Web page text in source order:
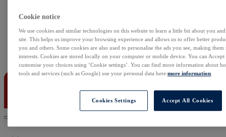
Kalendarz rynkowy
Sentyment Klientów
Rolowania
Kontakt
Cookie notice
We use cookies and similar technologies on this website to learn a little bit about you
site. This helps us improve your browsing experience and allows us to offer better
you and others. Some cookies are also used to personalise the ads you see, making
interests. Cookies are stored locally on your computer or mobile device. You can
customise your choices using ‘Cookie settings’. You can find more information about
tools and services (such as Google) use your personal data here:more information
Cookies Settings Accept All Cookies